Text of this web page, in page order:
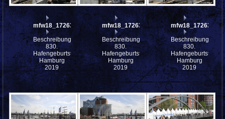
mfw18_172637
Beschreibung:
830.
Hafengeburtstag
Hamburg
2019
mfw18_172635
Beschreibung:
830.
Hafengeburtstag
Hamburg
2019
mfw18_172634st
Beschreibung:
830.
Hafengeburtstag
Hamburg
2019